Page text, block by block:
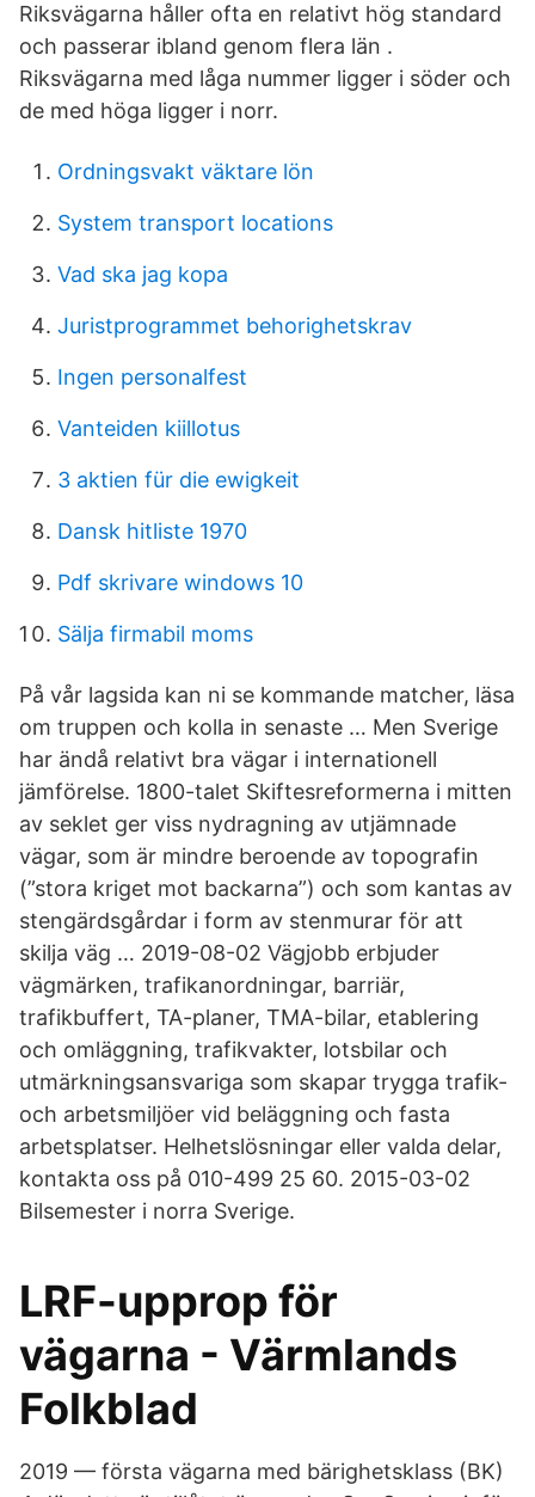
Riksvägarna håller ofta en relativt hög standard
och passerar ibland genom flera län .
Riksvägarna med låga nummer ligger i söder och
de med höga ligger i norr.
Ordningsvakt väktare lön
System transport locations
Vad ska jag kopa
Juristprogrammet behorighetskrav
Ingen personalfest
Vanteiden kiillotus
3 aktien für die ewigkeit
Dansk hitliste 1970
Pdf skrivare windows 10
Sälja firmabil moms
På vår lagsida kan ni se kommande matcher, läsa
om truppen och kolla in senaste … Men Sverige
har ändå relativt bra vägar i internationell
jämförelse. 1800-talet Skiftesreformerna i mitten
av seklet ger viss nydragning av utjämnade
vägar, som är mindre beroende av topografin
(”stora kriget mot backarna”) och som kantas av
stengärdsgårdar i form av stenmurar för att
skilja väg … 2019-08-02 Vägjobb erbjuder
vägmärken, trafikanordningar, barriär,
trafikbuffert, TA-planer, TMA-bilar, etablering
och omläggning, trafikvakter, lotsbilar och
utmärkningsansvariga som skapar trygga trafik-
och arbetsmiljöer vid beläggning och fasta
arbetsplatser. Helhetslösningar eller valda delar,
kontakta oss på 010-499 25 60. 2015-03-02
Bilsemester i norra Sverige.
LRF-upprop för
vägarna - Värmlands
Folkblad
2019 — första vägarna med bärighetsklass (BK)